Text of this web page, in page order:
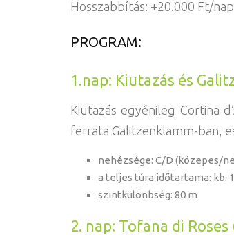
Hosszabbítás: +20.000 Ft/nap
PROGRAM:
1.nap: Kiutazás és
Kiutazás egyénileg Cortina
ferrata Galitzenklamm-ban,
nehézsége: C/D (közepes/
a teljes túra időtartama: kb.
szintkülönbség: 80 m
2. nap: Tofana di Roses